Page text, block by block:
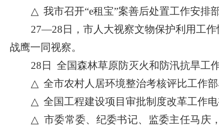
△ 我市召开“e租宝”案善后处置工作安排
27—28日，市人大视察文物保护利用工
战鹰一同视察。
28日 全国森林草原防灭火和防汛抗旱工
△ 全市农村人居环境整治考核评比工作
△ 全国工程建设项目审批制度改革工作
△ 市委常委、纪委书记、监委主任马庆